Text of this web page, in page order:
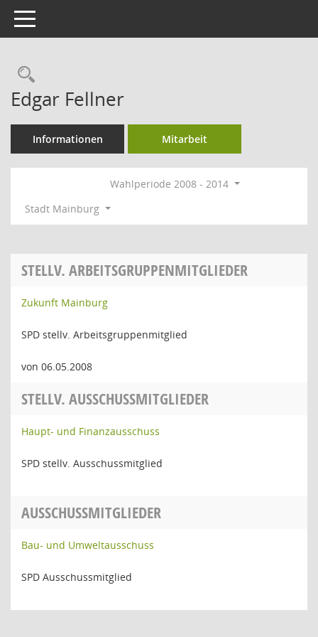
Toggle navigation
Rechercheauswahl
Edgar Fellner
Informationen Mitarbeit
Wahlperiode 2008 - 2014
Stadt Mainburg
STELLV. ARBEITSGRUPPENMITGLIEDER
Zukunft Mainburg
SPD stellv. Arbeitsgruppenmitglied
von 06.05.2008
STELLV. AUSSCHUSSMITGLIEDER
Haupt- und Finanzausschuss
SPD stellv. Ausschussmitglied
AUSSCHUSSMITGLIEDER
Bau- und Umweltausschuss
SPD Ausschussmitglied